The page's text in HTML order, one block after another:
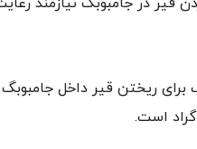
است.